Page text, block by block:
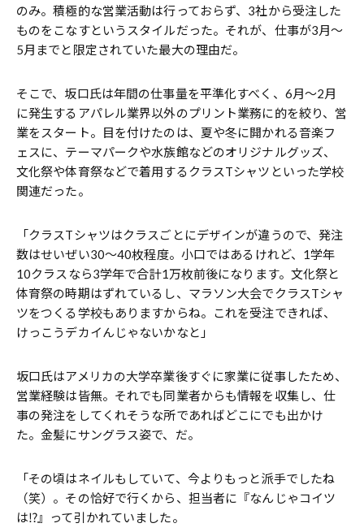
のみ。積極的な営業活動は行っておらず、3社から受注した
ものをこなすというスタイルだった。それが、仕事が3月〜
5月までと限定されていた最大の理由だ。
そこで、坂口氏は年間の仕事量を平準化すべく、6月〜2月
に発生するアパレル業界以外のプリント業務に的を絞り、営
業をスタート。目を付けたのは、夏や冬に開かれる音楽フ
ェスに、テーマパークや水族館などのオリジナルグッズ、
文化祭や体育祭などで着用するクラスTシャツといった学校
関連だった。
「クラスTシャツはクラスごとにデザインが違うので、発注
数はせいぜい30～40枚程度。小口ではあるけれど、1学年
10クラスなら3学年で合計1万枚前後になります。文化祭と
体育祭の時期はずれているし、マラソン大会でクラスTシャ
ツをつくる学校もありますからね。これを受注できれば、
けっこうデカイんじゃないかなと」
坂口氏はアメリカの大学卒業後すぐに家業に従事したため、
営業経験は皆無。それでも同業者からも情報を収集し、仕
事の発注をしてくれそうな所であればどこにでも出かけ
た。金髪にサングラス姿で、だ。
「その頃はネイルもしていて、今よりもっと派手でしたね
（笑）。その恰好で行くから、担当者に『なんじゃコイツ
は⁉』って引かれていました。